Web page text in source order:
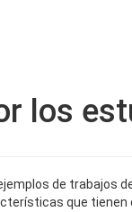
los
de trabajos
que tienen